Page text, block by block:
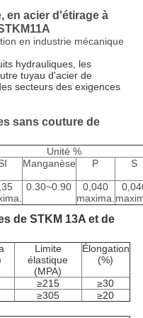
en acier d'étirage à
en industrie mécanique
hydrauliques, les
tuyau d'acier de
secteurs des exigences
sans couture de
Unité %
Manganèse P S
0.30~0.90
0,040
maxima.
de STKM 13A et de
Limite
élastique
(MPA)
Élongation
(%)
≥215
≥30
≥305 ≥20